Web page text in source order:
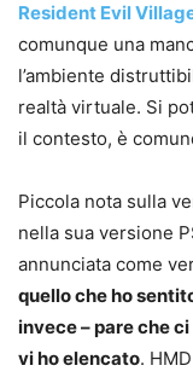
Resident Evil
comunque una
l’ambiente
realtà virtuale. Si
il contesto, è
Piccola nota sulla
nella sua versione
annunciata come
quello che ho
invece – pare che
vi ho elencato.